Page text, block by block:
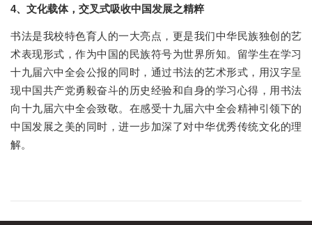
4、文化载体，交叉式吸收中国发展之精粹
书法是我校特色育人的一大亮点，更是我们中华民族独创的艺
术表现形式，作为中国的民族符号为世界所知。留学生在学习
十九届六中全会公报的同时，通过书法的艺术形式，用汉字呈
现中国共产党勇毅奋斗的历史经验和自身的学习心得，用书法
向十九届六中全会致敬。在感受十九届六中全会精神引领下的
中国发展之美的同时，进一步加深了对中华优秀传统文化的理
解。